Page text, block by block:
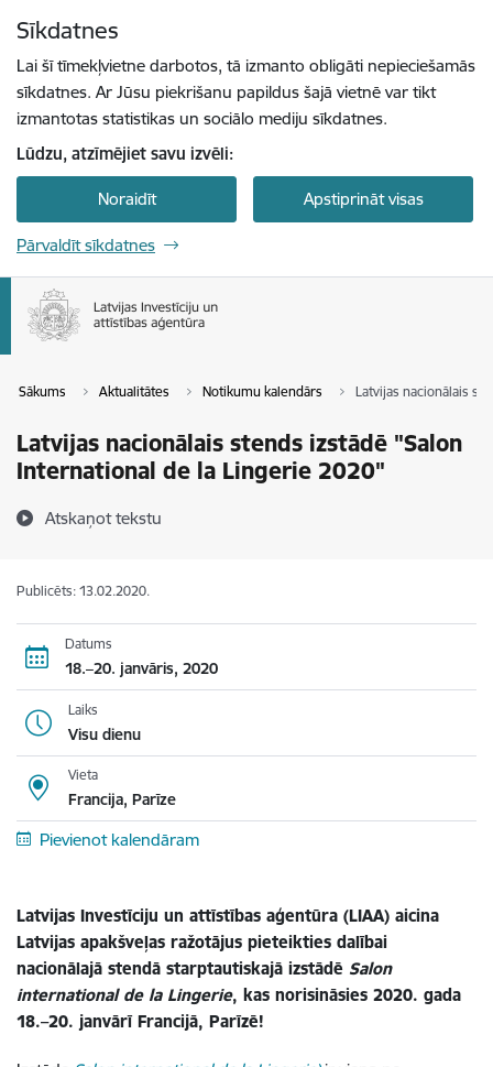
Sīkdatnes
Lai šī tīmekļvietne darbotos, tā izmanto obligāti nepieciešamās
sīkdatnes. Ar Jūsu piekrišanu papildus šajā vietnē var tikt
izmantotas statistikas un sociālo mediju sīkdatnes.
Lūdzu, atzīmējiet savu izvēli:
Noraidīt Apstiprināt visas
Pārvaldīt sīkdatnes
Sākums Aktualitātes Notikumu kalendārs Latvijas nacionālais
Latvijas nacionālais stends izstādē "Salon
International de la Lingerie 2020"
Atskaņot tekstu
Publicēts: 13.02.2020.
Datums
18.–20. janvāris, 2020
Laiks
Visu dienu
Vieta
Francija, Parīze
Pievienot kalendāram
Latvijas Investīciju un attīstības aģentūra (LIAA) aicina
Latvijas apakšveļas ražotājus pieteikties dalībai
nacionālajā stendā starptautiskajā izstādē Salon
international de la Lingerie, kas norisināsies 2020. gada
18.–20. janvārī Francijā, Parīzē!